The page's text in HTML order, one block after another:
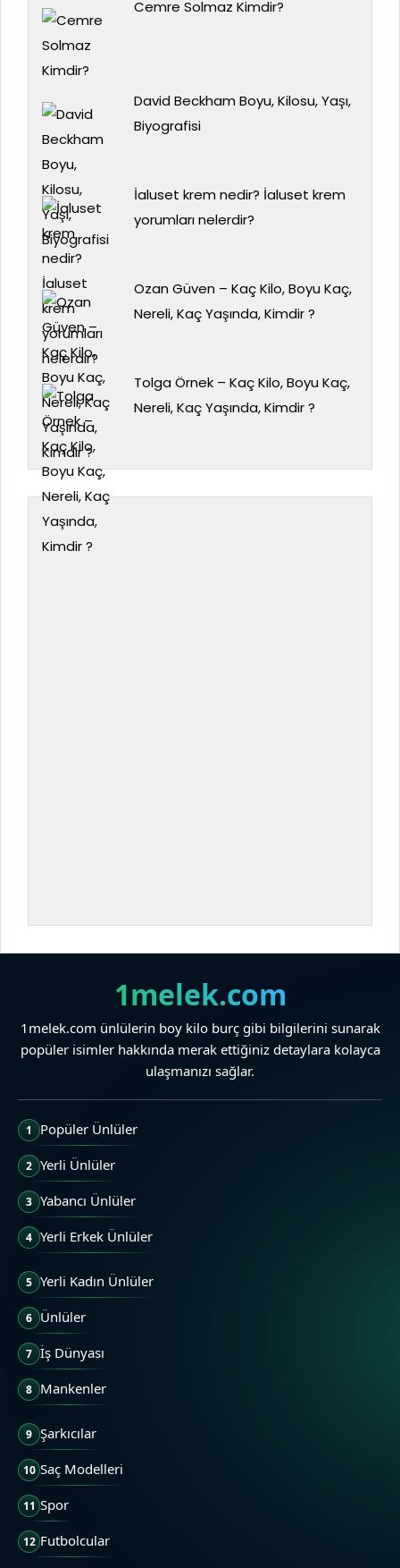
Cemre Solmaz Kimdir?
David Beckham Boyu, Kilosu, Yaşı,
Biyografisi
İaluset krem nedir? İaluset krem
yorumları nelerdir?
Ozan Güven – Kaç Kilo, Boyu Kaç,
Nereli, Kaç Yaşında, Kimdir ?
Tolga Örnek – Kaç Kilo, Boyu Kaç,
Nereli, Kaç Yaşında, Kimdir ?
1melek.com
1melek.com ünlülerin boy kilo burç gibi bilgilerini sunarak
popüler isimler hakkında merak ettiğiniz detaylara kolayca
ulaşmanızı sağlar.
1 Popüler Ünlüler
2 Yerli Ünlüler
3 Yabancı Ünlüler
4 Yerli Erkek Ünlüler
5 Yerli Kadın Ünlüler
6 Ünlüler
7 İş Dünyası
8 Mankenler
9 Şarkıcılar
10 Saç Modelleri
11 Spor
12 Futbolcular